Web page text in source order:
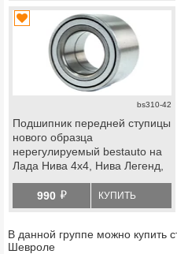
bs310-42
Подшипник передней ступицы
нового образца
нерегулируемый bestauto на
Лада Нива 4х4, Нива Легенд,
990 й КУПИТЬ
В данной группе можно купить
Шевроле